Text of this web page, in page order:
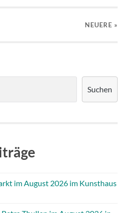
NEUERE »
Suchen
im August 2026 im Kunsthaus